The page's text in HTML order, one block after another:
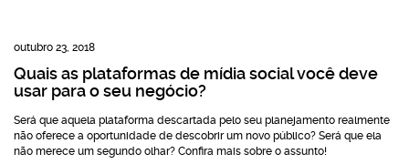
outubro 23, 2018
Quais as plataformas de mídia social você deve
usar para o seu negócio?
Será que aquela plataforma descartada pelo seu planejamento realmente
não oferece a oportunidade de descobrir um novo público? Será que ela
não merece um segundo olhar? Confira mais sobre o assunto!